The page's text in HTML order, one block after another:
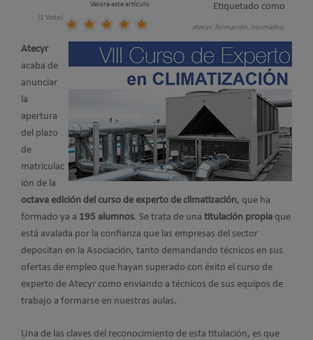
Valora este artículo
(1 Voto)
Etiquetado como
atecyr, formación, normativa,
Atecyr
acaba de
anunciar
la
apertura
del plazo
de
matriculac
ión de la
octava edición del curso de experto de climatización, que ha
formado ya a 195 alumnos. Se trata de una titulación propia que
está avalada por la confianza que las empresas del sector
depositan en la Asociación, tanto demandando técnicos en sus
ofertas de empleo que hayan superado con éxito el curso de
experto de Atecyr como enviando a técnicos de sus equipos de
trabajo a formarse en nuestras aulas.
Una de las claves del reconocimiento de esta titulación, es que